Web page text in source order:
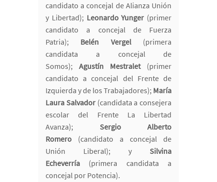
candidato a concejal de Alianza Unión
y Libertad); Leonardo Yunger (primer
candidato a concejal de Fuerza
Patria); Belén Vergel(primera
candidata a concejal de
Somos); Agustín Mestralet(primer
candidato a concejal del Frente de
Izquierda y de los Trabajadores); María
Laura Salvador(candidata a consejera
escolar del Frente La Libertad
Avanza); Sergio Alberto
Romero (candidato a concejal de
Unión Liberal); y Silvina
Echeverría (primera candidata a
concejal por Potencia).